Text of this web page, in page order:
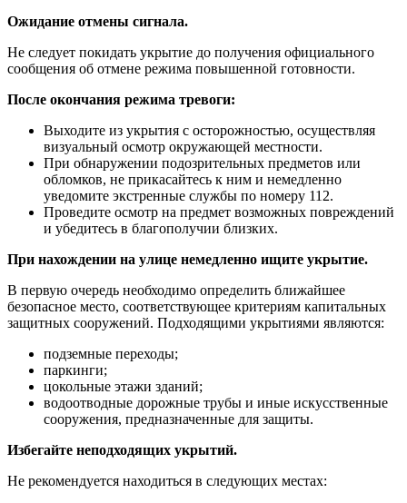
Ожидание отмены сигнала.
Не следует покидать укрытие до получения официального
сообщения об отмене режима повышенной готовности.
После окончания режима тревоги:
Выходите из укрытия с осторожностью, осуществляя
визуальный осмотр окружающей местности.
При обнаружении подозрительных предметов или
обломков, не прикасайтесь к ним и немедленно
уведомите экстренные службы по номеру 112.
Проведите осмотр на предмет возможных повреждений
и убедитесь в благополучии близких.
При нахождении на улице немедленно ищите укрытие.
В первую очередь необходимо определить ближайшее
безопасное место, соответствующее критериям капитальных
защитных сооружений. Подходящими укрытиями являются:
подземные переходы;
паркинги;
цокольные этажи зданий;
водоотводные дорожные трубы и иные искусственные
сооружения, предназначенные для защиты.
Избегайте неподходящих укрытий.
Не рекомендуется находиться в следующих местах: